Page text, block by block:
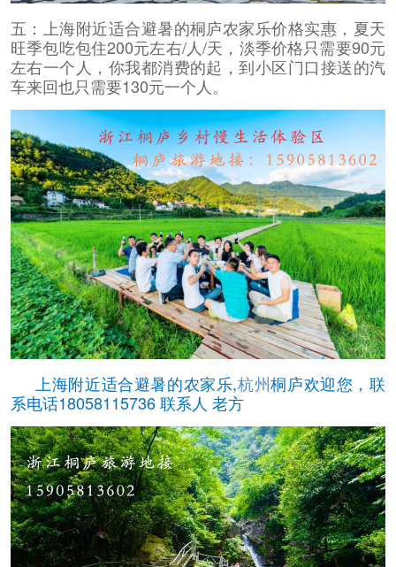
五：上海附近适合避暑的桐庐农家乐价格实惠，夏天
旺季包吃包住200元左右/人/天，淡季价格只需要90元
左右一个人，你我都消费的起，到小区门口接送的汽
车来回也只需要130元一个人。
上海附近适合避暑的农家乐,杭州桐庐欢迎您，联
系电话18058115736 联系人 老方